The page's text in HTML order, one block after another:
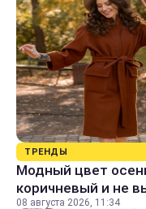
ТРЕНДЫ
Модный цвет
коричневый и не
08 августа 2026, 11:34